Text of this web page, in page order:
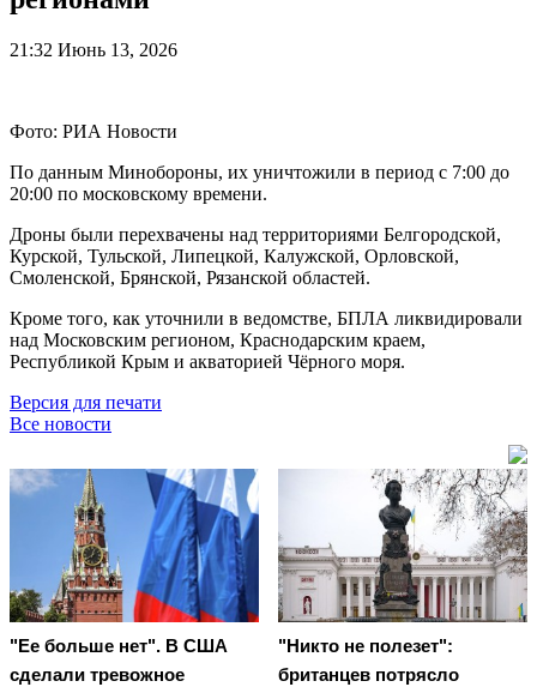
21:32 Июнь 13, 2026
Фото: РИА Новости
По данным Минобороны, их уничтожили в период с 7:00 до
20:00 по московскому времени.
Дроны были перехвачены над территориями Белгородской,
Курской, Тульской, Липецкой, Калужской, Орловской,
Смоленской, Брянской, Рязанской областей.
Кроме того, как уточнили в ведомстве, БПЛА ликвидировали
над Московским регионом, Краснодарским краем,
Республикой Крым и акваторией Чёрного моря.
Версия для печати
Все новости
"Ее больше нет". В США
сделали тревожное
"Никто не полезет":
британцев потрясло